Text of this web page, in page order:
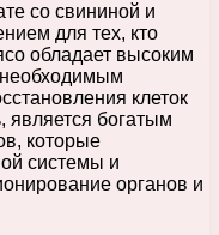
со свининой и
для тех, кто
обладает высоким
клеток
является богатым
которые
системы и
органов и